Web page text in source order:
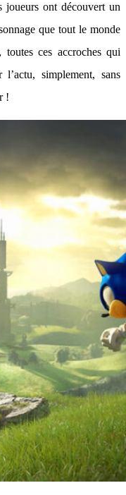
joueurs ont découvert un
que tout le monde
ces accroches qui
simplement, sans
!